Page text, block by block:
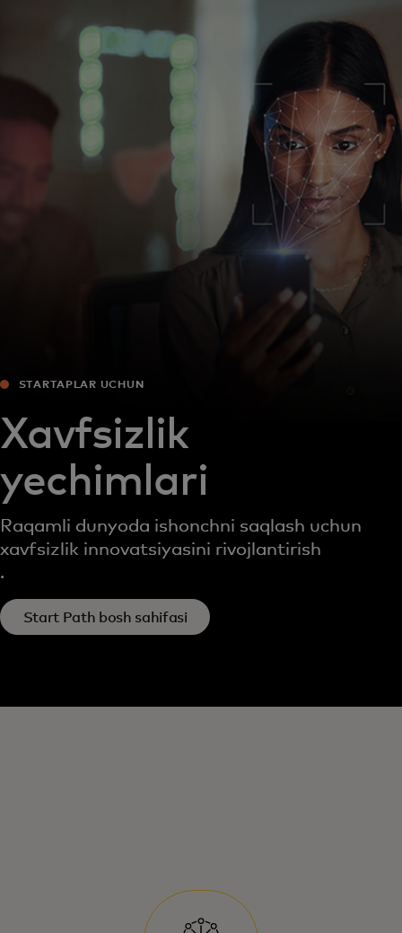
Siz uchun
Biznes uchun
Butun dunyo uchun
Innovatorlar uchun
Yangiliklar va trendlar
STARTAPLAR UCHUN
Xavfsizlik
yechimlari
Raqamli dunyoda ishonchni saqlash uchun
xavfsizlik innovatsiyasini rivojlantirish
.
Start Path bosh sahifasi